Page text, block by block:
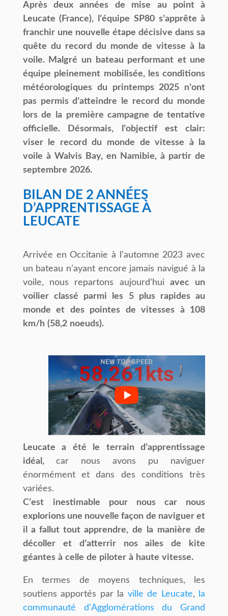
Après deux années de mise au point
à
Leucate (France), lʼéquipe SP80 sʼapprête à
franchir une nouvelle étape décisive dans sa
quête du record du monde de vitesse à
la
voile. Malgré un bateau performant et une
équipe pleinement mobilisée, les conditions
météorologiques du printemps 2025
nʼont
pas permis dʼatteindre le record du monde
lors de la première campagne de tentative
officielle.
Désormais, lʼobjectif est
clair:
viser
le record du monde de vitesse à
la
voile à Walvis Bay, en Namibie, à partir de
septembre 2026.
BILAN DE 2 ANNÉES
D’APPRENTISSAGE À
LEUCATE
Arrivée en Occitanie à lʼautomne 2023 avec
un bateau nʼayant encore jamais navigué à la
voile, nous repartons aujourdʼhui avec
un
voilier classé parmi les 5 plus rapides au
monde
et des pointes de vitesses à
108
km/h (58,2 noeuds).
Leucate a été le terrain
dʼapprentissage
idéal, car nous avons pu naviguer
énormément et dans des conditions très
variées.
Cʼest
inestimable pour nous car nous
explorions une nouvelle façon de naviguer et
il a fallut tout apprendre, de la manière de
décoller
et dʼatterrir nos ailes de
kite
géantes à celle de piloter à haute vitesse.
En termes de moyens techniques, les
soutiens apportés par la ville de Leucate,
la
communauté dʼAgglomérations du Grand